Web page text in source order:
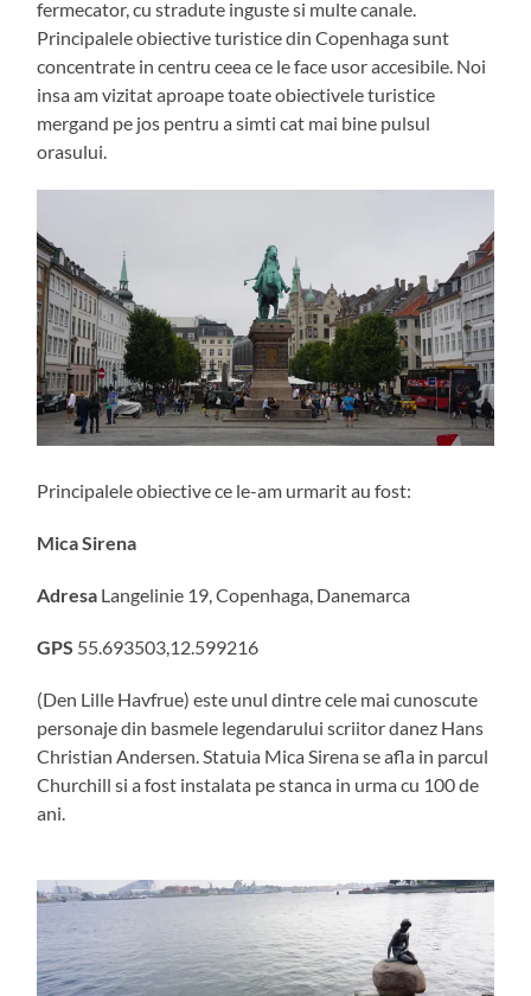
fermecator, cu stradute inguste si multe canale.
Principalele obiective turistice din Copenhaga sunt
concentrate in centru ceea ce le face usor accesibile. Noi
insa am vizitat aproape toate obiectivele turistice
mergand pe jos pentru a simti cat mai bine pulsul
orasului.
Principalele obiective ce le-am urmarit au fost:
Mica Sirena
Adresa Langelinie 19, Copenhaga, Danemarca
GPS 55.693503,12.599216
(Den Lille Havfrue) este unul dintre cele mai cunoscute
personaje din basmele legendarului scriitor danez Hans
Christian Andersen. Statuia Mica Sirena se afla in parcul
Churchill si a fost instalata pe stanca in urma cu 100 de
ani.